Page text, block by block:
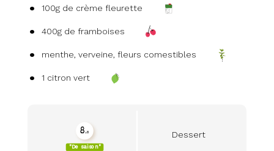
100g de crème fleurette
400g de framboises
menthe, verveine, fleurs comestibles
1 citron vert
seasonality_view_content
8.8
"De saison"
Dessert